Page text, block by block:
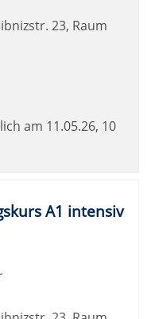
23, Raum
am 11.05.26, 10
A1 intensiv